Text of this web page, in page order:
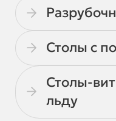
Столы с
Столы-
льду